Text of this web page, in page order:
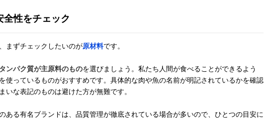
全性をチェック
まずチェックしたいのが原材料です。
ンパク質が主原料のものを選びましょう。私たち人間が食べることができるよう
使っているものがおすすめです。具体的な肉や魚の名前が明記されているかを確認
いな表記のものは避けた方が無難です。
ある有名ブランドは、品質管理が徹底されている場合が多いので、ひとつの目安に